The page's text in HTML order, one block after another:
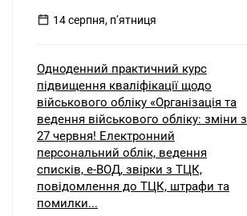
14 серпня, пʼятниця
Одноденний практичний курс
підвищення кваліфікації щодо
військового обліку «Організація та
ведення військового обліку: зміни з
27 червня! Електронний
персональний облік, ведення
списків, е-ВОД, звірки з ТЦК,
повідомлення до ТЦК, штрафи та
помилки...